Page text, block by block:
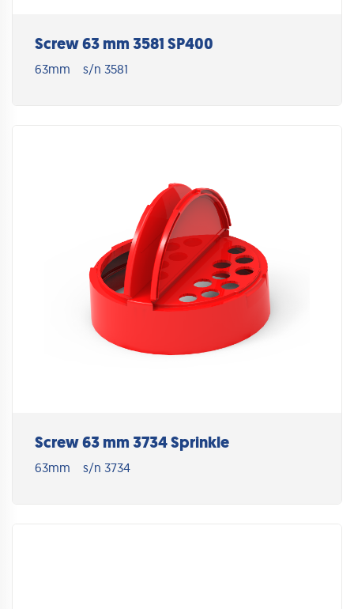
Screw 63 mm 3581 SP400
63mm s/n 3581
Screw 63 mm 3734 Sprinkle
63mm s/n 3734